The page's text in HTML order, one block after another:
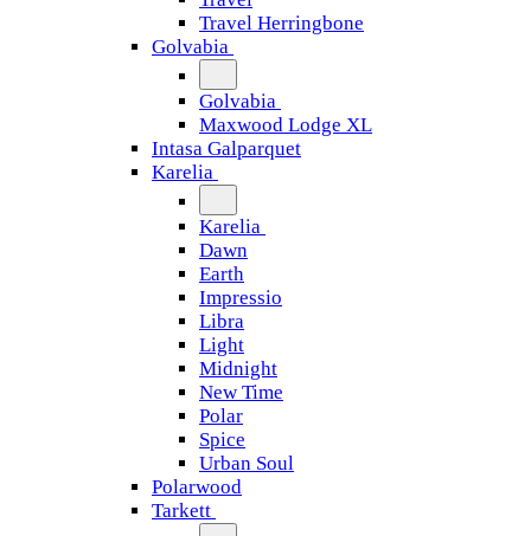
Travel Herringbone
Golvabia
Golvabia
Maxwood Lodge XL
Intasa Galparquet
Karelia
Karelia
Dawn
Earth
Impressio
Libra
Light
Midnight
New Time
Polar
Spice
Urban Soul
Polarwood
Tarkett